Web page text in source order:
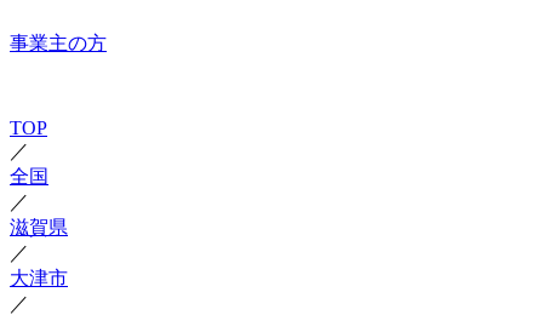
事業主の方
TOP
／
全国
／
滋賀県
／
大津市
／